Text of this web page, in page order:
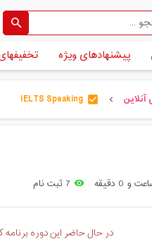
پیشنهادهای ویژه
chevron_left
check_box
remove_red_eye 7 ثبت نام
در حال حاضر این دوره برنامه